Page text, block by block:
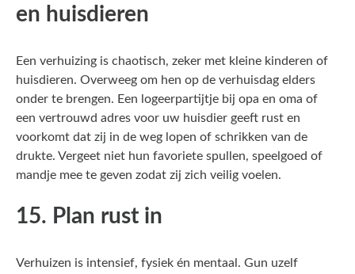
en huisdieren
Een verhuizing is chaotisch, zeker met kleine kinderen of
huisdieren. Overweeg om hen op de verhuisdag elders
onder te brengen. Een logeerpartijtje bij opa en oma of
een vertrouwd adres voor uw huisdier geeft rust en
voorkomt dat zij in de weg lopen of schrikken van de
drukte. Vergeet niet hun favoriete spullen, speelgoed of
mandje mee te geven zodat zij zich veilig voelen.
15. Plan rust in
Verhuizen is intensief, fysiek én mentaal. Gun uzelf